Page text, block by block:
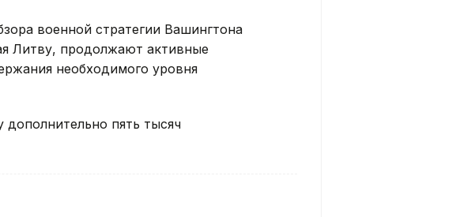
военной стратегии Вашингтона
Литву, продолжают активные
необходимого уровня
пять тысяч